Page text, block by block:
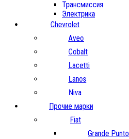
Трансмиссия
Электрика
Chevrolet
Aveo
Cobalt
Lacetti
Lanos
Niva
Прочие марки
Fiat
Grande Punto